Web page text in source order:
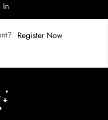
In
Register Now